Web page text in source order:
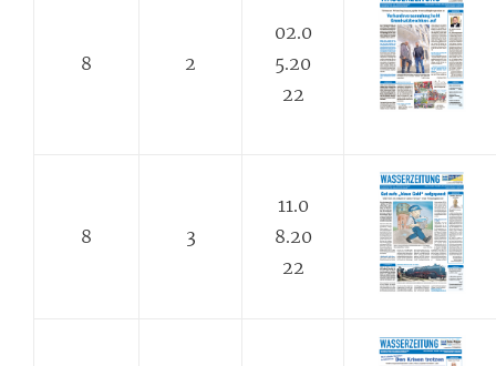
8 2
02.0
5.20
22
8 3
11.0
8.20
22